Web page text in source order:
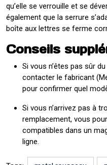
qu’elle se verrouille et se
également que la serrure
boîte aux lettres se ferme
Conseils
Si vous n’êtes pas sûr
contacter le fabricant
pour confirmer quel
Si vous n’arrivez pas à
remplacement, vous
compatibles dans un
ligne.